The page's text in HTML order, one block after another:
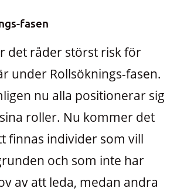
fasen
det råder störst risk för
under Rollsöknings-fasen.
nu alla positionerar sig
roller. Nu kommer det
finnas individer som vill
och som inte har
av att leda, medan andra